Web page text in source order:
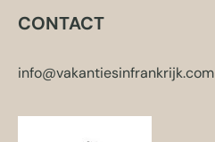
CONTACT
info@vakantiesinfrankrijk.com